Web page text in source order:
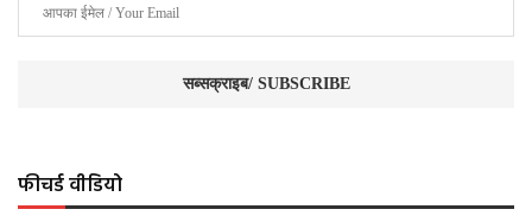
फीचर्ड वीडियो